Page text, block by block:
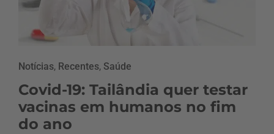
Notícias, Recentes, Saúde
Covid-19: Tailândia quer testar
vacinas em humanos no fim
do ano